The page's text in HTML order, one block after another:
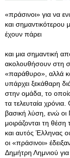
«πράσινοι» για να
και σημαντικότερου
έχουν πάρει
και μια σημαντική
ακολουθήσουν στη
«παράθυρο», αλλά
υπάρχει ξεκάθαρη
στην ομάδα, το
τα τελευταία
βασική λύση, ενώ οι
μοιράζονται τη
και αυτός Έλληνας
οι «πράσινοι»
Δημήτρη Λημνιού